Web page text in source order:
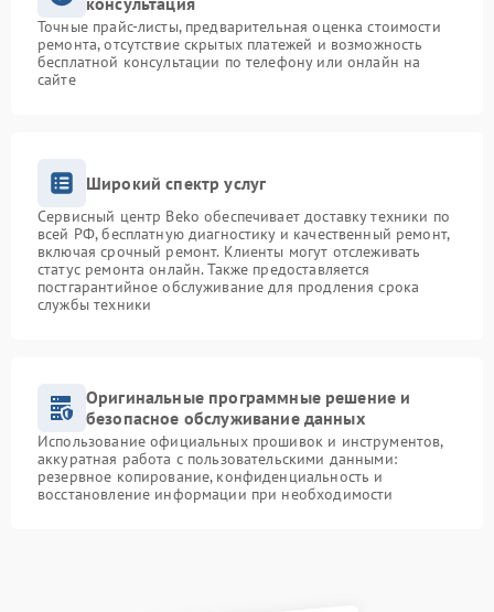
Точные прайс-листы, предварительная оценка стоимости
ремонта, отсутствие скрытых платежей и возможность
бесплатной консультации по телефону или онлайн на
сайте
Широкий спектр услуг
Сервисный центр Beko обеспечивает доставку техники по
всей РФ, бесплатную диагностику и качественный ремонт,
включая срочный ремонт. Клиенты могут отслеживать
статус ремонта онлайн. Также предоставляется
постгарантийное обслуживание для продления срока
службы техники
Оригинальные программные решение и
безопасное обслуживание данных
Использование официальных прошивок и инструментов,
аккуратная работа с пользовательскими данными:
резервное копирование, конфиденциальность и
восстановление информации при необходимости